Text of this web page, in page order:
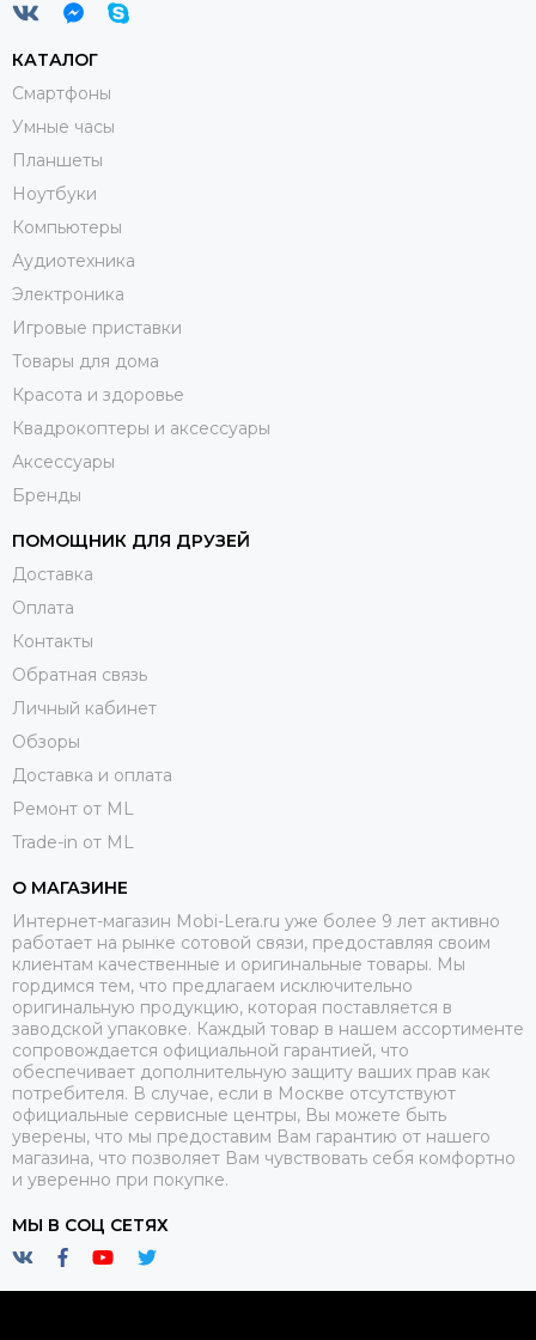
КАТАЛОГ
Смартфоны
Умные часы
Планшеты
Ноутбуки
Компьютеры
Аудиотехника
Электроника
Игровые приставки
Товары для дома
Красота и здоровье
Квадрокоптеры и аксессуары
Аксессуары
Бренды
ПОМОЩНИК ДЛЯ ДРУЗЕЙ
Доставка
Оплата
Контакты
Обратная связь
Личный кабинет
Обзоры
Доставка и оплата
Ремонт от ML
Trade-in от ML
О МАГАЗИНЕ
Интернет-магазин Mobi-Lera.ru уже более 9 лет активно
работает на рынке сотовой связи, предоставляя своим
клиентам качественные и оригинальные товары. Мы
гордимся тем, что предлагаем исключительно
оригинальную продукцию, которая поставляется в
заводской упаковке. Каждый товар в нашем ассортименте
сопровождается официальной гарантией, что
обеспечивает дополнительную защиту ваших прав как
потребителя. В случае, если в Москве отсутствуют
официальные сервисные центры, Вы можете быть
уверены, что мы предоставим Вам гарантию от нашего
магазина, что позволяет Вам чувствовать себя комфортно
и уверенно при покупке.
МЫ В СОЦ СЕТЯХ